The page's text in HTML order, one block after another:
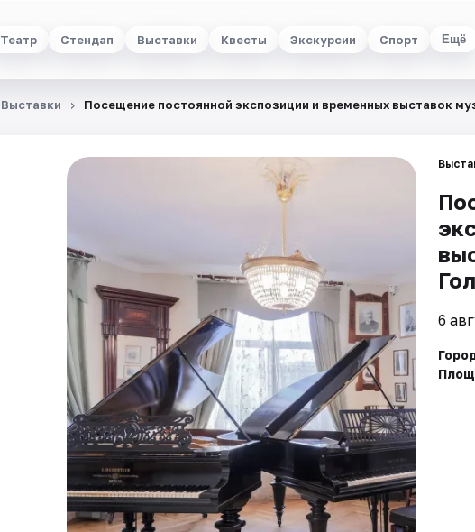
Театр Стендап Выставки Квесты Экскурсии Спорт Ещё
Выставки Посещение постоянной экспозиции и временных выставок
6